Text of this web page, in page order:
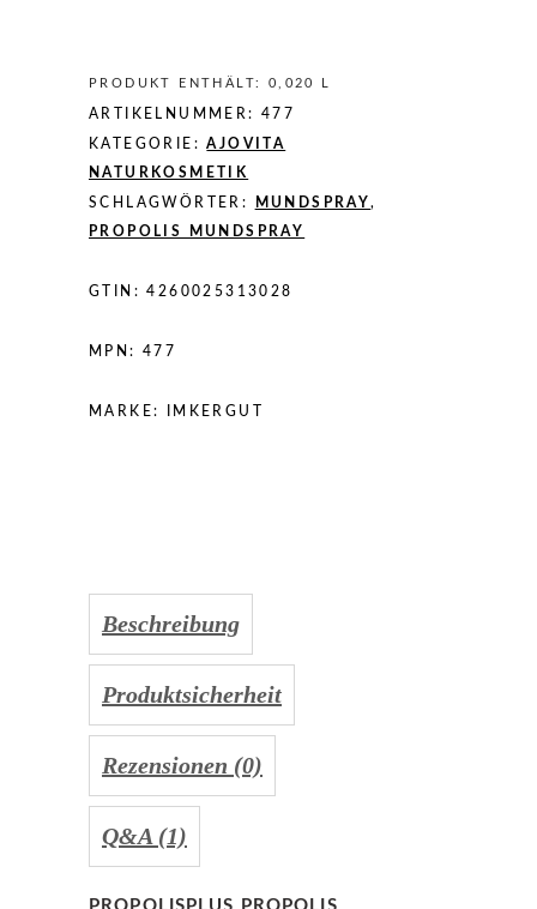
PRODUKT ENTHÄLT: 0,020
ARTIKELNUMMER: 477
KATEGORIE:AJOVITA
NATURKOSMETIK
SCHLAGWÖRTER: MUNDSPRAY,
PROPOLIS MUNDSPRAY
GTIN:4260025313028
MPN: 477
MARKE: IMKERGUT
Beschreibung
Produktsicherheit
Rezensionen (0)
Q&A (1)